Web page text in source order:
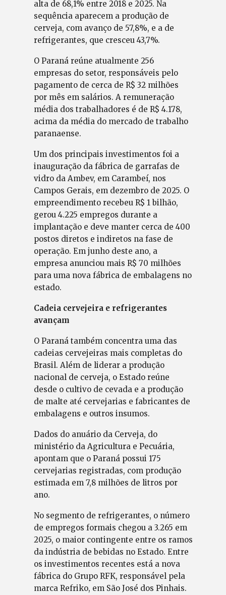
alta de 68,1% entre 2018 e 2025. Na
sequência aparecem a produção de
cerveja, com avanço de 57,8%, e a de
refrigerantes, que cresceu 43,7%.
O Paraná reúne atualmente 256
empresas do setor, responsáveis pelo
pagamento de cerca de R$ 32 milhões
por mês em salários. A remuneração
média dos trabalhadores é de R$ 4.178,
acima da média do mercado de trabalho
paranaense.
Um dos principais investimentos foi a
inauguração da fábrica de garrafas de
vidro da Ambev, em Carambeí, nos
Campos Gerais, em dezembro de 2025. O
empreendimento recebeu R$ 1 bilhão,
gerou 4.225 empregos durante a
implantação e deve manter cerca de 400
postos diretos e indiretos na fase de
operação. Em junho deste ano, a
empresa anunciou mais R$ 70 milhões
para uma nova fábrica de embalagens no
estado.
Cadeia cervejeira e refrigerantes
avançam
O Paraná também concentra uma das
cadeias cervejeiras mais completas do
Brasil. Além de liderar a produção
nacional de cerveja, o Estado reúne
desde o cultivo de cevada e a produção
de malte até cervejarias e fabricantes de
embalagens e outros insumos.
Dados do anuário da Cerveja, do
ministério da Agricultura e Pecuária,
apontam que o Paraná possui 175
cervejarias registradas, com produção
estimada em 7,8 milhões de litros por
ano.
No segmento de refrigerantes, o número
de empregos formais chegou a 3.265 em
2025, o maior contingente entre os ramos
da indústria de bebidas no Estado. Entre
os investimentos recentes está a nova
fábrica do Grupo RFK, responsável pela
marca Refriko, em São José dos Pinhais.